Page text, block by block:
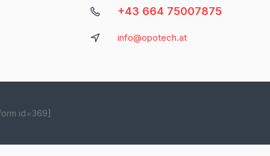
+43 664 75007875
info@opotech.at
id=369]